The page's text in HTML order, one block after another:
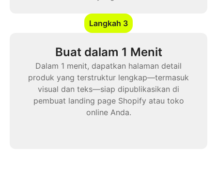
Langkah 3
Buat dalam 1 Menit
Dalam 1 menit, dapatkan halaman detail
produk yang terstruktur lengkap—termasuk
visual dan teks—siap dipublikasikan di
pembuat landing page Shopify atau toko